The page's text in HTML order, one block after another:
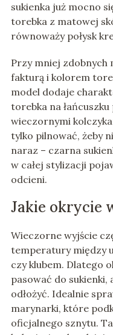
sukienka już mocno
torebka z matowej
równoważy połysk
Przy mniej zdobnych
fakturą i kolorem
model dodaje
torebka na
wieczornymi
tylko pilnować, żeby
naraz – czarna
w całej stylizacji
odcieni.
Jakie okrycie
Wieczorne wyjście
temperatury między
czy klubem. Dlatego
pasować do sukienki,
odłożyć. Idealnie
marynarki, które
oficjalnego sznytu.